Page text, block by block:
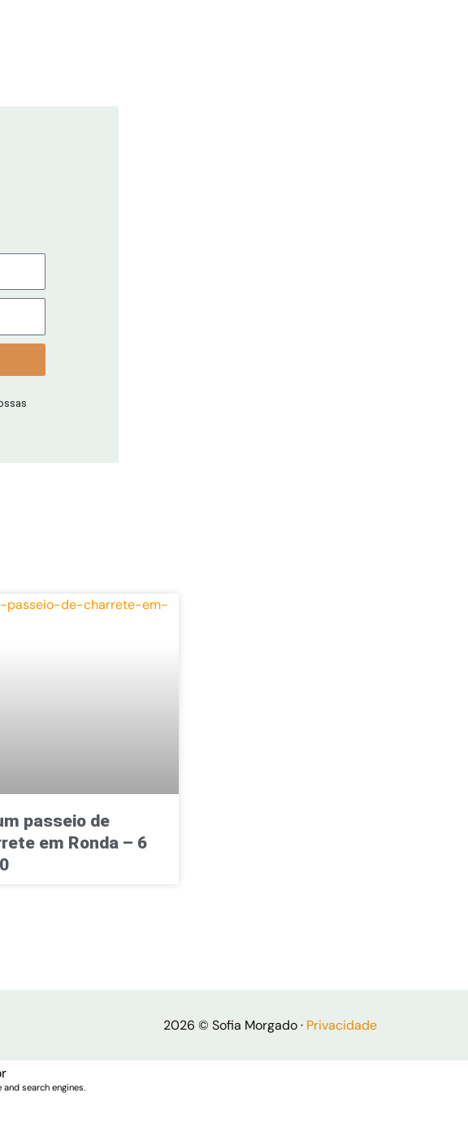
passeio de
em Ronda – 6
2026 © Sofia Morgado · Privacidade
search engines.